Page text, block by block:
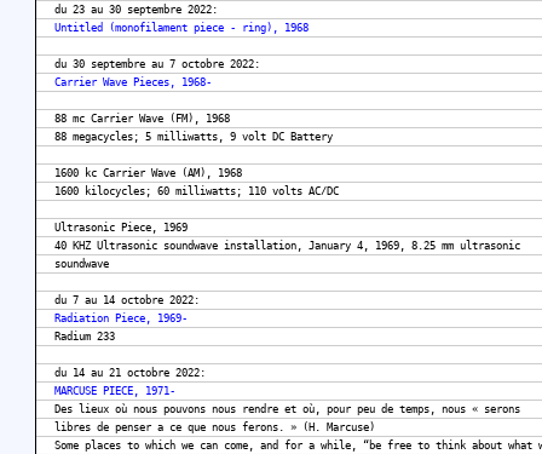
du 23 au 30 septembre 2022:
Untitled (monofilament piece - ring), 1968
du 30 septembre au 7 octobre 2022:
Carrier Wave Pieces, 1968-
88 mc Carrier Wave (FM), 1968
88 megacycles; 5 milliwatts, 9 volt DC Battery
1600 kc Carrier Wave (AM), 1968
1600 kilocycles; 60 milliwatts; 110 volts AC/DC
Ultrasonic Piece, 1969
40 KHZ Ultrasonic soundwave installation, January 4, 1969, 8.25 mm ultrasonic
soundwave
du 7 au 14 octobre 2022:
Radiation Piece, 1969-
Radium 233
du 14 au 21 octobre 2022:
MARCUSE PIECE, 1971-
Des lieux où nous pouvons nous rendre et où, pour peu de temps, nous « serons
libres de penser a ce que nous ferons. » (H. Marcuse)
Some places to which we can come, and for a while, “be free to think about what